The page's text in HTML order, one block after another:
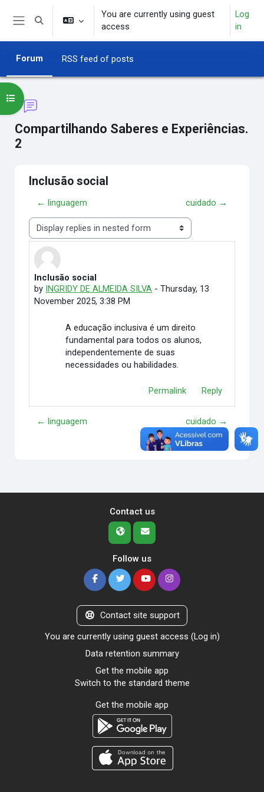
Skip to main content
Toggle search input
You are currently using guest
access
Log
in
Forum RSS feed of posts
Compartilhando Saberes e Experiências.
2
Open course index
Inclusão social
← linguagem cuidado →
Display mode
Inclusão social
by INGRIDY DE ALMEIDA SILVA -Thursday, 13
November 2025, 3:38 PM
Number of replies: 0
A educação inclusiva é um direito
fundamental para todos os alunos,
independentemente de suas
necessidades ou habilidades.
Permalink Reply
← linguagem cuidado →
Contact us
Follow us
Contact site support
You are currently using guest access (Log in)
Data retention summary
Get the mobile app
Switch to the standard theme
Get the mobile app